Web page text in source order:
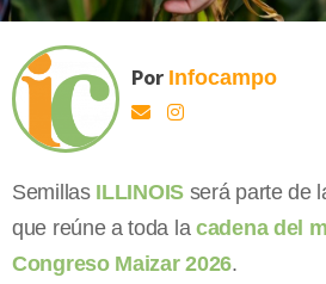
Por Infocampo
Semillas ILLINOISserá parte de
que reúne a toda la cadena del
Congreso Maizar 2026.